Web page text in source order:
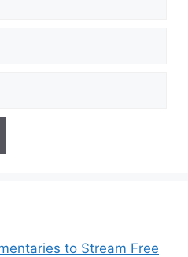
to Stream Free